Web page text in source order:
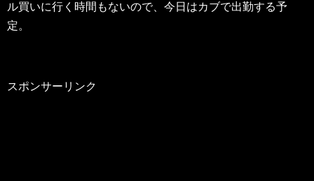
ル買いに行く時間もないので、今日はカブで出勤する予
定。
スポンサーリンク